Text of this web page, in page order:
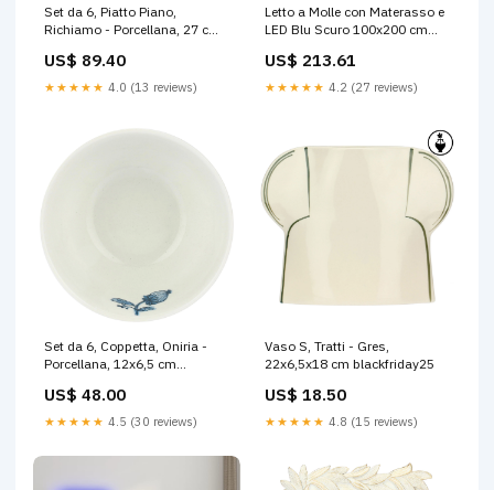
Set da 6, Piatto Piano,
Richiamo - Porcellana, 27 cm
US$ 89.40
★★★★★ 4.0 (13 reviews)
Letto a Molle con Materasso e
LED Blu Scuro 100x200 cm
US$ 213.61
★★★★★ 4.2 (27 reviews)
Set da 6, Coppetta, Oniria -
Porcellana, 12x6,5 cm
US$ 48.00
★★★★★ 4.5 (30 reviews)
Vaso S, Tratti - Gres,
22x6,5x18 cm blackfriday25
US$ 18.50
★★★★★ 4.8 (15 reviews)